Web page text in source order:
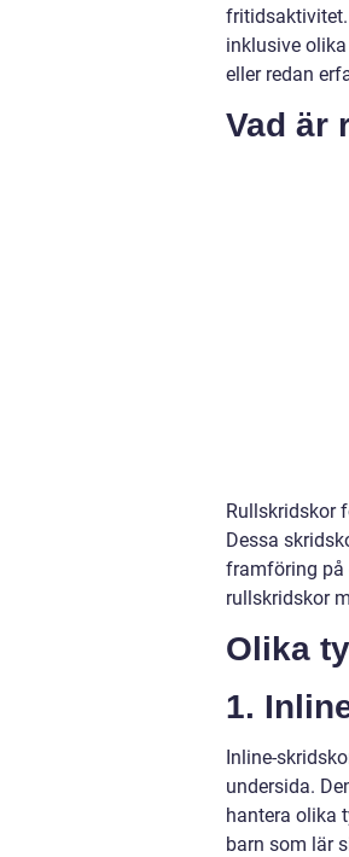
fritidsaktivitet.
inklusive
eller redan
Vad är
Rullskridskor
Dessa
framföring på
rullskridskor
Olika
1.
Inline-
undersida.
hantera olika
barn som lär